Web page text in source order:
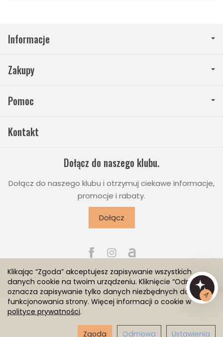
Informacje
Zakupy
Pomoc
Kontakt
Dołącz do naszego klubu.
Dołącz do naszego klubu i otrzymuj ciekawe informacje,
promocje i rabaty.
Dołącz
Sklep internetowy SOTESHOP AI
Klikając “Zgoda” akceptujesz zapisywanie wszystkich
danych cookie na twoim urządzeniu. Kliknięcie “Odmowa”
oznacza zapisywanie tylko danych niezbędnych do
funkcjonowania strony. Więcej informacji o cookie w
polityce prywatności.
Ustawienia
Odmowa
Zgoda